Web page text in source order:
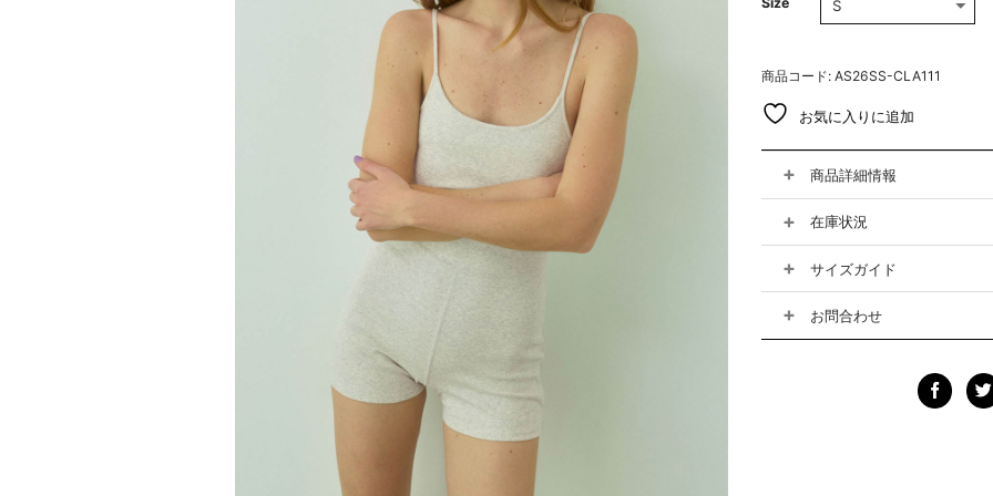
商品コード: AS26SS-CLA111
お気に入りに追加
商品詳細情報
在庫状況
サイズガイド
お問合わせ